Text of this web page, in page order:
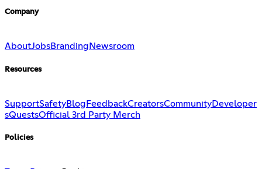
Company
AboutJobsBranding Newsroom
Resources
SupportSafetyBlog FeedbackCreatorsCommunityDeveloper
sQuestsOfficial 3rd Party Merch
Policies